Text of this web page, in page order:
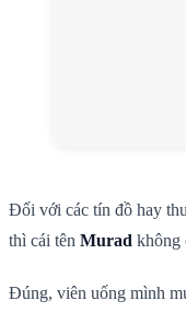
Đối với các tín đồ hay
thì cái tên Murad không
Đúng, viên uống mình